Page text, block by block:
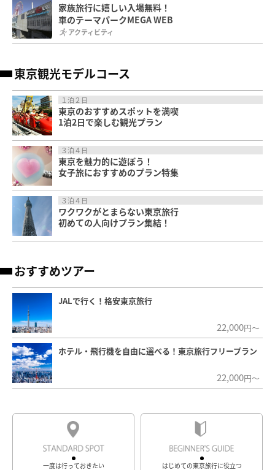
家族旅行に嬉しい入場無料！
車のテーマパークMEGA WEB
アクティビティ
東京観光モデルコース
１泊２日
東京のおすすめスポットを満喫
1泊2日で楽しむ観光プラン
３泊４日
東京を魅力的に遊ぼう！
女子旅におすすめのプラン特集
３泊４日
ワクワクがとまらない東京旅行
初めての人向けプラン集結！
おすすめツアー
JALで行く！格安東京旅行
22,000円～
ホテル・飛行機を自由に選べる！東京旅行フリープラン
22,000円～
一度は行っておきたい
はじめての東京旅行に役立つ